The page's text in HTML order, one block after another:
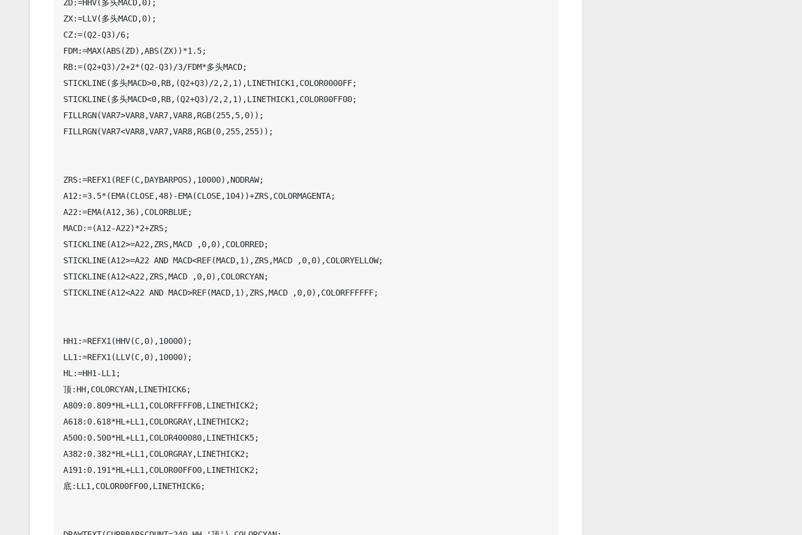
ZD:=HHV(多头MACD,0);
ZX:=LLV(多头MACD,0);
CZ:=(Q2-Q3)/6;
FDM:=MAX(ABS(ZD),ABS(ZX))*1.5;
RB:=(Q2+Q3)/2+2*(Q2-Q3)/3/FDM*多头MACD;
STICKLINE(多头MACD>0,RB,(Q2+Q3)/2,2,1),LINETHICK1,COLOR0000FF;
STICKLINE(多头MACD<0,RB,(Q2+Q3)/2,2,1),LINETHICK1,COLOR00FF00;
FILLRGN(VAR7>VAR8,VAR7,VAR8,RGB(255,5,0));
FILLRGN(VAR7<VAR8,VAR7,VAR8,RGB(0,255,255));
ZRS:=REFX1(REF(C,DAYBARPOS),10000),NODRAW;
A12:=3.5*(EMA(CLOSE,48)-EMA(CLOSE,104))+ZRS,COLORMAGENTA;
A22:=EMA(A12,36),COLORBLUE;
MACD:=(A12-A22)*2+ZRS;
STICKLINE(A12>=A22,ZRS,MACD ,0,0),COLORRED;
STICKLINE(A12>=A22 AND MACD<REF(MACD,1),ZRS,MACD ,0,0),COLORYELLOW;
STICKLINE(A12<A22,ZRS,MACD ,0,0),COLORCYAN;
STICKLINE(A12<A22 AND MACD>REF(MACD,1),ZRS,MACD ,0,0),COLORFFFFFF;
HH1:=REFX1(HHV(C,0),10000);
LL1:=REFX1(LLV(C,0),10000);
HL:=HH1-LL1;
顶:HH,COLORCYAN,LINETHICK6;
A809:0.809*HL+LL1,COLORFFFF0B,LINETHICK2;
A618:0.618*HL+LL1,COLORGRAY,LINETHICK2;
A500:0.500*HL+LL1,COLOR400080,LINETHICK5;
A382:0.382*HL+LL1,COLORGRAY,LINETHICK2;
A191:0.191*HL+LL1,COLOR00FF00,LINETHICK2;
底:LL1,COLOR00FF00,LINETHICK6;